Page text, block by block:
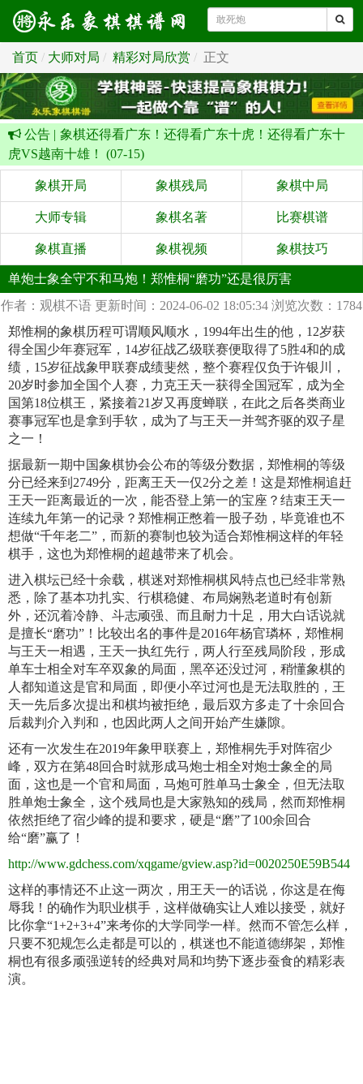
首页 大师对局 精彩对局欣赏 正文
公告 | 象棋还得看广东！还得看广东十虎！还得看广东十
虎VS越南十雄！ (07-15)
象棋开局 象棋残局 象棋中局
大师专辑 象棋名著 比赛棋谱
象棋直播 象棋视频 象棋技巧
单炮士象全守不和马炮！郑惟桐“磨功”还是很厉害
作者：观棋不语 更新时间：2024-06-02 18:05:34 浏览次数：1784
郑惟桐的象棋历程可谓顺风顺水，1994年出生的他，12岁获
得全国少年赛冠军，14岁征战乙级联赛便取得了5胜4和的成
绩，15岁征战象甲联赛成绩斐然，整个赛程仅负于许银川，
20岁时参加全国个人赛，力克王天一获得全国冠军，成为全
国第18位棋王，紧接着21岁又再度蝉联，在此之后各类商业
赛事冠军也是拿到手软，成为了与王天一并驾齐驱的双子星
之一！
据最新一期中国象棋协会公布的等级分数据，郑惟桐的等级
分已经来到2749分，距离王天一仅2分之差！这是郑惟桐追赶
王天一距离最近的一次，能否登上第一的宝座？结束王天一
连续九年第一的记录？郑惟桐正憋着一股子劲，毕竟谁也不
想做“千年老二”，而新的赛制也较为适合郑惟桐这样的年轻
棋手，这也为郑惟桐的超越带来了机会。
进入棋坛已经十余载，棋迷对郑惟桐棋风特点也已经非常熟
悉，除了基本功扎实、行棋稳健、布局娴熟老道时有创新
外，还沉着冷静、斗志顽强、而且耐力十足，用大白话说就
是擅长“磨功”！比较出名的事件是2016年杨官璘杯，郑惟桐
与王天一相遇，王天一执红先行，两人行至残局阶段，形成
单车士相全对车卒双象的局面，黑卒还没过河，稍懂象棋的
人都知道这是官和局面，即便小卒过河也是无法取胜的，王
天一先后多次提出和棋均被拒绝，最后双方多走了十余回合
后裁判介入判和，也因此两人之间开始产生嫌隙。
还有一次发生在2019年象甲联赛上，郑惟桐先手对阵宿少
峰，双方在第48回合时就形成马炮士相全对炮士象全的局
面，这也是一个官和局面，马炮可胜单马士象全，但无法取
胜单炮士象全，这个残局也是大家熟知的残局，然而郑惟桐
依然拒绝了宿少峰的提和要求，硬是“磨”了100余回合
给“磨”赢了！
http://www.gdchess.com/xqgame/gview.asp?id=0020250E59B544
这样的事情还不止这一两次，用王天一的话说，你这是在侮
辱我！的确作为职业棋手，这样做确实让人难以接受，就好
比你拿“1+2+3+4”来考你的大学同学一样。然而不管怎么样，
只要不犯规怎么走都是可以的，棋迷也不能道德绑架，郑惟
桐也有很多顽强逆转的经典对局和均势下逐步蚕食的精彩表
演。